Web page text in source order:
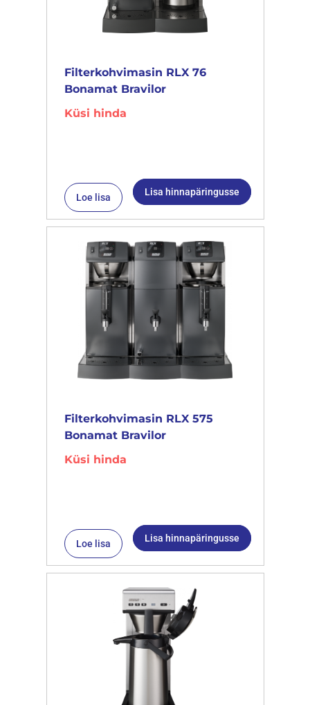
Filterkohvimasin RLX 76
Bonamat Bravilor
Küsi hinda
Loe lisa Lisa hinnapäringusse
Filterkohvimasin RLX 575
Bonamat Bravilor
Küsi hinda
Loe lisa Lisa hinnapäringusse